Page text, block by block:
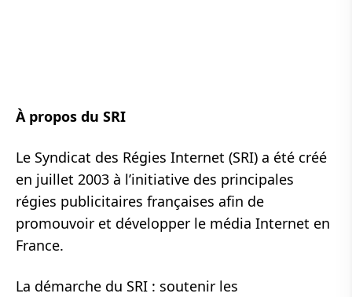
À propos du SRI
Le Syndicat des Régies Internet (SRI) a été créé
en juillet 2003 à l’initiative des principales
régies publicitaires françaises afin de
promouvoir et développer le média Internet en
France.
La démarche du SRI : soutenir les